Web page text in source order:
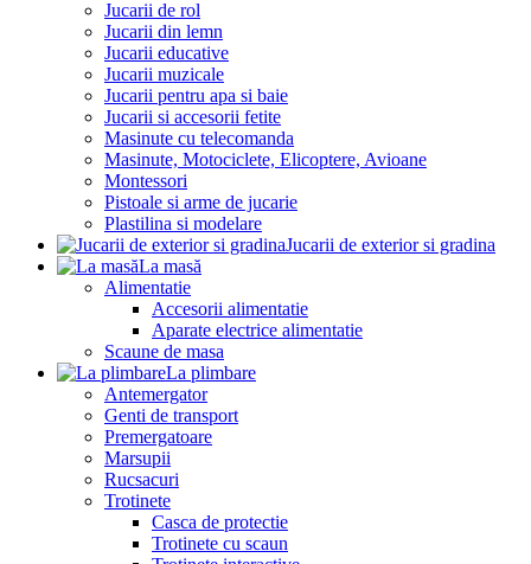
Jucarii de rol
Jucarii din lemn
Jucarii educative
Jucarii muzicale
Jucarii pentru apa si baie
Jucarii si accesorii fetite
Masinute cu telecomanda
Masinute, Motociclete, Elicoptere, Avioane
Montessori
Pistoale si arme de jucarie
Plastilina si modelare
Jucarii de exterior si gradina
La masă
Alimentatie
Accesorii alimentatie
Aparate electrice alimentatie
Scaune de masa
La plimbare
Antemergator
Genti de transport
Premergatoare
Marsupii
Rucsacuri
Trotinete
Casca de protectie
Trotinete cu scaun